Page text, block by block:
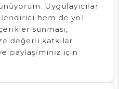
Uygulayıcılar
hem de yol
sunması,
değerli katkılar
paylaşımınız için